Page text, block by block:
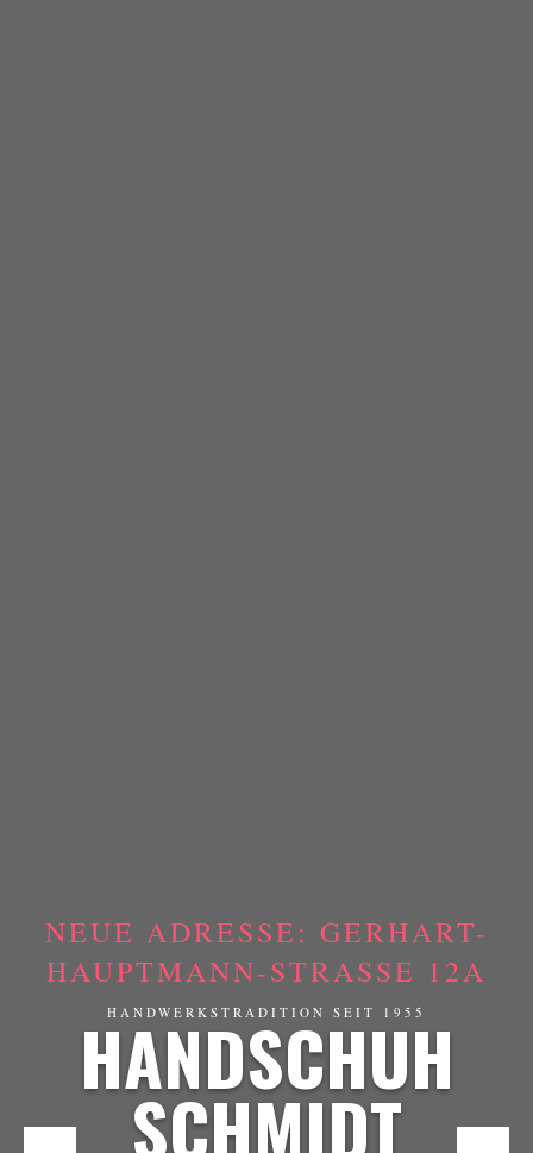
NEUE ADRESSE: GERHART-
HAUPTMANN-STRASSE 12A
HANDWERKSTRADITION SEIT 1955
HANDSCHUH
SCHMIDT